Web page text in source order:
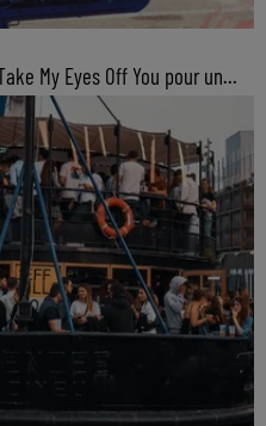
My Eyes Off You pour un...